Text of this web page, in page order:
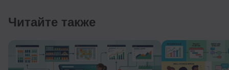
Читайте также